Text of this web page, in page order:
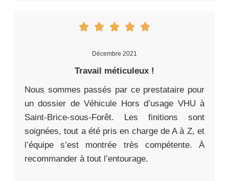
Décembre 2021
Travail méticuleux !
Nous sommes passés par ce prestataire pour
un dossier de Véhicule Hors d’usage VHU à
Saint-Brice-sous-Forêt. Les finitions sont
soignées, tout a été pris en charge de A à Z, et
l’équipe s’est montrée très compétente. À
recommander à tout l’entourage.